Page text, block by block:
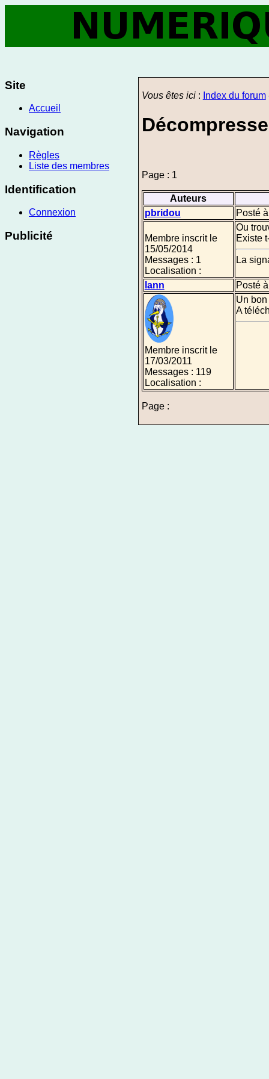
Site
Accueil
Navigation
Règles
Liste des membres
Identification
Connexion
Publicité
Vous êtes ici: Index du forum
Page : 1
Auteurs
pbridou
Posté
Membre inscrit le
15/05/2014
Messages : 1
Localisation :
Ou
Existe
La
lann Posté
Membre inscrit le
17/03/2011
Messages : 119
Localisation :
Un
A
Page :